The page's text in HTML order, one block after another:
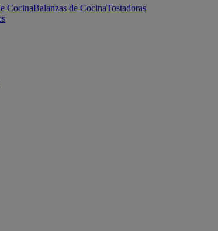
CocinaBalanzas de CocinaTostadoras